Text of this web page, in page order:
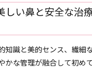
しい鼻と安全な治
知識と美的センス、繊細
かな管理が融合して初め